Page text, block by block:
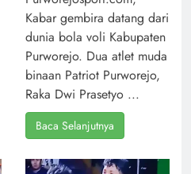
Kabar gembira datang dari
dunia bola voli Kabupaten
Purworejo. Dua atlet muda
binaan Patriot Purworejo,
Raka Dwi Prasetyo ...
Baca Selanjutnya